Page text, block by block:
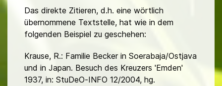
Das direkte Zitieren, d.h. eine wörtlich
übernommene Textstelle, hat wie in dem
folgenden Beispiel zu geschehen:
Krause, R.: Familie Becker in Soerabaja/Ostjava
und in Japan. Besuch des Kreuzers 'Emden'
1937, in: StuDeO-INFO 12/2004, hg.